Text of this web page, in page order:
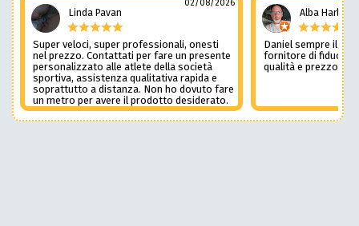
Linda Pavan
02/08/2026
Super veloci, super professionali, onesti
nel prezzo. Contattati per fare un presente
personalizzato alle atlete della società
sportiva, assistenza qualitativa rapida e
soprattutto a distanza. Non ho dovuto fare
un metro per avere il prodotto desiderato.
Una assistenza del genere è rara e
preziosa. Credo li contatterò ancora in
Alba Harley
Daniel sempre il
fornitore di fiducia
qualità e prezzo